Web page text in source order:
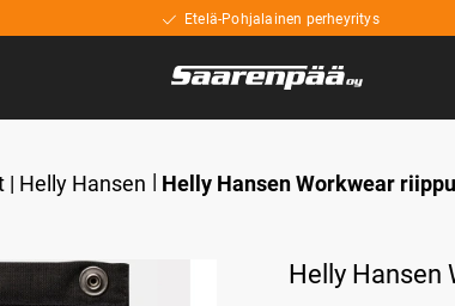
Etelä-Pohjalainen perheyritys
| Helly Hansen Helly Hansen Workwear
Helly Hansen